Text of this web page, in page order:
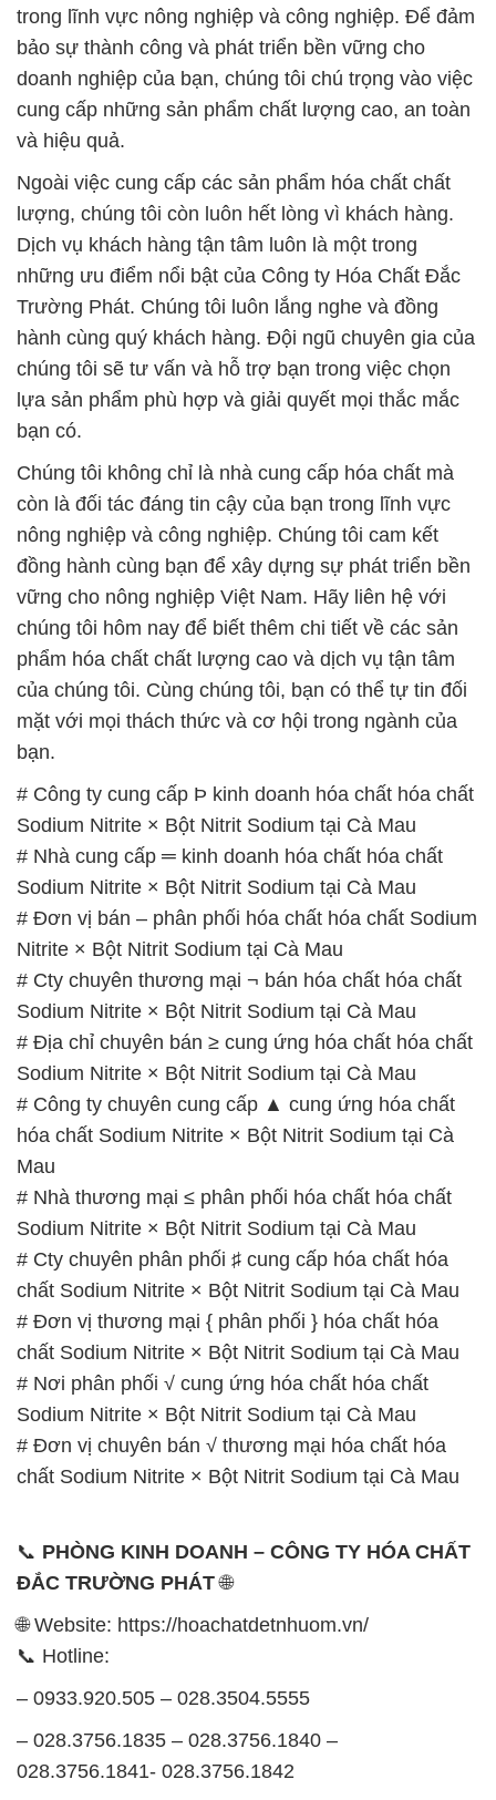
trong lĩnh vực nông nghiệp và công nghiệp. Để đảm
bảo sự thành công và phát triển bền vững cho
doanh nghiệp của bạn, chúng tôi chú trọng vào việc
cung cấp những sản phẩm chất lượng cao, an toàn
và hiệu quả.
Ngoài việc cung cấp các sản phẩm hóa chất chất
lượng, chúng tôi còn luôn hết lòng vì khách hàng.
Dịch vụ khách hàng tận tâm luôn là một trong
những ưu điểm nổi bật của Công ty Hóa Chất Đắc
Trường Phát. Chúng tôi luôn lắng nghe và đồng
hành cùng quý khách hàng. Đội ngũ chuyên gia của
chúng tôi sẽ tư vấn và hỗ trợ bạn trong việc chọn
lựa sản phẩm phù hợp và giải quyết mọi thắc mắc
bạn có.
Chúng tôi không chỉ là nhà cung cấp hóa chất mà
còn là đối tác đáng tin cậy của bạn trong lĩnh vực
nông nghiệp và công nghiệp. Chúng tôi cam kết
đồng hành cùng bạn để xây dựng sự phát triển bền
vững cho nông nghiệp Việt Nam. Hãy liên hệ với
chúng tôi hôm nay để biết thêm chi tiết về các sản
phẩm hóa chất chất lượng cao và dịch vụ tận tâm
của chúng tôi. Cùng chúng tôi, bạn có thể tự tin đối
mặt với mọi thách thức và cơ hội trong ngành của
bạn.
# Công ty cung cấp Þ kinh doanh hóa chất hóa chất
Sodium Nitrite × Bột Nitrit Sodium tại Cà Mau
# Nhà cung cấp ═ kinh doanh hóa chất hóa chất
Sodium Nitrite × Bột Nitrit Sodium tại Cà Mau
# Đơn vị bán – phân phối hóa chất hóa chất Sodium
Nitrite × Bột Nitrit Sodium tại Cà Mau
# Cty chuyên thương mại ¬ bán hóa chất hóa chất
Sodium Nitrite × Bột Nitrit Sodium tại Cà Mau
# Địa chỉ chuyên bán ≥ cung ứng hóa chất hóa chất
Sodium Nitrite × Bột Nitrit Sodium tại Cà Mau
# Công ty chuyên cung cấp ▲ cung ứng hóa chất
hóa chất Sodium Nitrite × Bột Nitrit Sodium tại Cà
Mau
# Nhà thương mại ≤ phân phối hóa chất hóa chất
Sodium Nitrite × Bột Nitrit Sodium tại Cà Mau
# Cty chuyên phân phối ♯ cung cấp hóa chất hóa
chất Sodium Nitrite × Bột Nitrit Sodium tại Cà Mau
# Đơn vị thương mại { phân phối } hóa chất hóa
chất Sodium Nitrite × Bột Nitrit Sodium tại Cà Mau
# Nơi phân phối √ cung ứng hóa chất hóa chất
Sodium Nitrite × Bột Nitrit Sodium tại Cà Mau
# Đơn vị chuyên bán √ thương mại hóa chất hóa
chất Sodium Nitrite × Bột Nitrit Sodium tại Cà Mau
📞 PHÒNG KINH DOANH – CÔNG TY HÓA CHẤT
ĐẮC TRƯỜNG PHÁT🌐
🌐 Website: https://hoachatdetnhuom.vn/
📞 Hotline:
– 0933.920.505 – 028.3504.5555
– 028.3756.1835 – 028.3756.1840 –
028.3756.1841- 028.3756.1842